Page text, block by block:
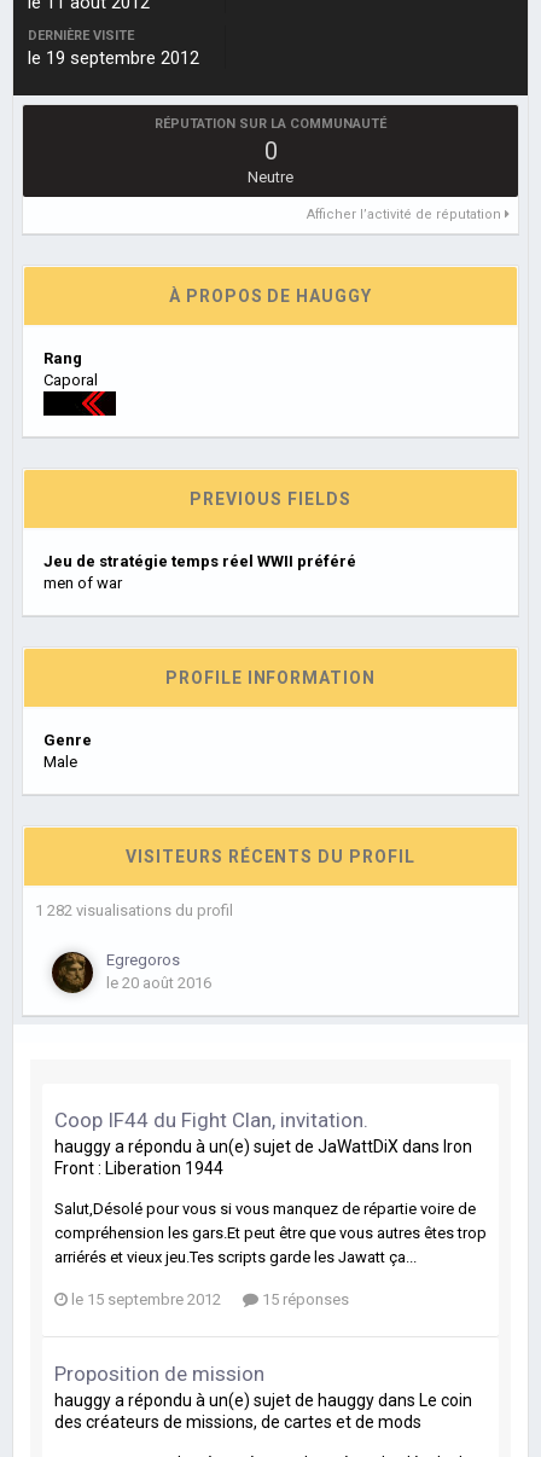
DERNIÈRE VISITE
le 19 septembre 2012
RÉPUTATION SUR LA COMMUNAUTÉ
0
Neutre
Afficher l’activité de réputation
À PROPOS DE HAUGGY
Rang
Caporal
PREVIOUS FIELDS
Jeu de stratégie temps réel WWII préféré
men of war
PROFILE INFORMATION
Genre
Male
VISITEURS RÉCENTS DU PROFIL
1 282 visualisations du profil
Egregoros
le 20 août 2016
Coop IF44 du Fight Clan, invitation.
hauggya répondu à un(e) sujet de JaWattDiXdans Iron
Front : Liberation 1944
Salut,Désolé pour vous si vous manquez de répartie voire de
compréhension les gars.Et peut être que vous autres êtes trop
arriérés et vieux jeu.Tes scripts garde les Jawatt ça...
le 15 septembre 2012 15 réponses
Proposition de mission
hauggya répondu à un(e) sujet de hauggydans Le coin
des créateurs de missions, de cartes et de mods